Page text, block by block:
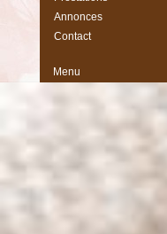
Annonces
Contact
Menu